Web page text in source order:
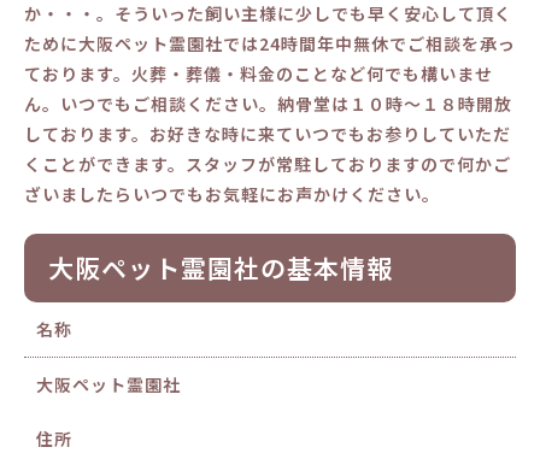
か・・・。そういった飼い主様に少しでも早く安心して頂く
ために大阪ペット霊園社では24時間年中無休でご相談を承っ
ております。火葬・葬儀・料金のことなど何でも構いませ
ん。いつでもご相談ください。納骨堂は１０時～１８時開放
しております。お好きな時に来ていつでもお参りしていただ
くことができます。スタッフが常駐しておりますので何かご
ざいましたらいつでもお気軽にお声かけください。
大阪ペット霊園社の基本情報
名称
大阪ペット霊園社
住所